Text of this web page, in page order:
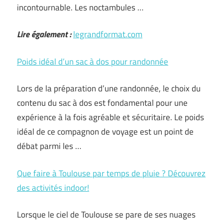
incontournable. Les noctambules …
Lire également :legrandformat.com
Poids idéal d’un sac à dos pour randonnée
Lors de la préparation d’une randonnée, le choix du
contenu du sac à dos est fondamental pour une
expérience à la fois agréable et sécuritaire. Le poids
idéal de ce compagnon de voyage est un point de
débat parmi les …
Que faire à Toulouse par temps de pluie ? Découvrez
des activités indoor!
Lorsque le ciel de Toulouse se pare de ses nuages